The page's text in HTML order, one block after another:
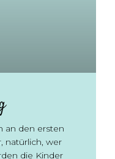
an den ersten
natürlich, wer
die Kinder